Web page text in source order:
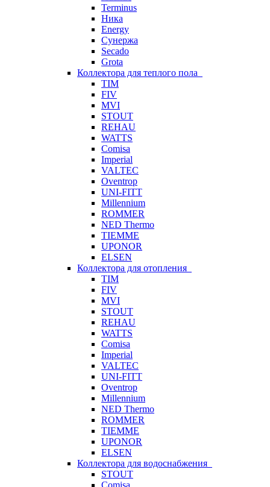
Terminus
Ника
Energy
Сунержа
Secado
Grota
Коллектора для теплого пола
TIM
FIV
MVI
STOUT
REHAU
WATTS
Comisa
Imperial
VALTEC
Oventrop
UNI-FITT
Millennium
ROMMER
NED Thermo
TIEMME
UPONOR
ELSEN
Коллектора для отопления
TIM
FIV
MVI
STOUT
REHAU
WATTS
Comisa
Imperial
VALTEC
UNI-FITT
Oventrop
Millennium
NED Thermo
ROMMER
TIEMME
UPONOR
ELSEN
Коллектора для водоснабжения
STOUT
Comisa